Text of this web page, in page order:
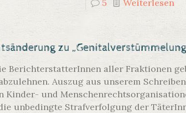
5 Weiterlesen
zu
BerichterstatterInnen aller Fraktionen
Auszug aus unserem
Kinder- und
unbedingte Strafverfolgung der